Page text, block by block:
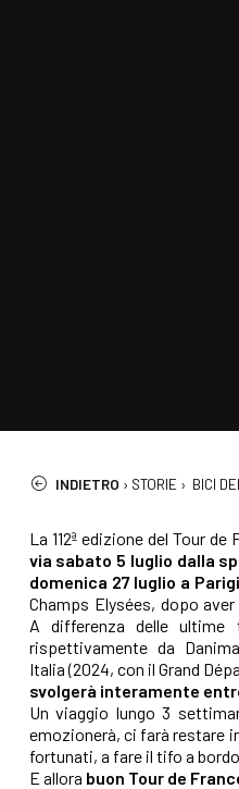
INDIETRO › STORIE › BICI
La 112ª edizione del Tour
via sabato 5 luglio dalla
domenica 27 luglio a Parigi
Champs Elysées, dopo
A differenza delle
rispettivamente da
Italia (2024, con il Grand
svolgerà interamente
Un viaggio lungo 3
emozionerà, ci farà restare
fortunati, a fare il tifo a
E allora buon Tour de